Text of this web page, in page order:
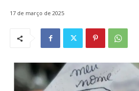
17 de março de 2025